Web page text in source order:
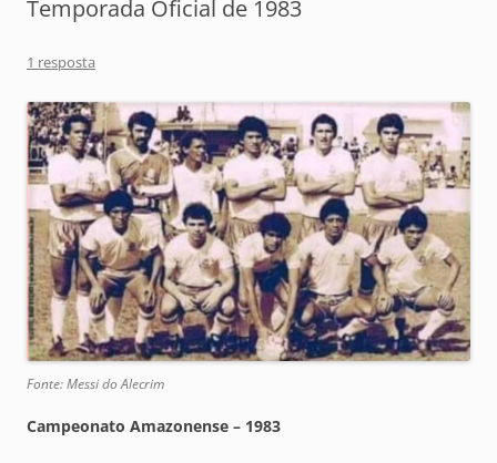
Temporada Oficial de 1983
1 resposta
Fonte: Messi do Alecrim
Campeonato Amazonense – 1983